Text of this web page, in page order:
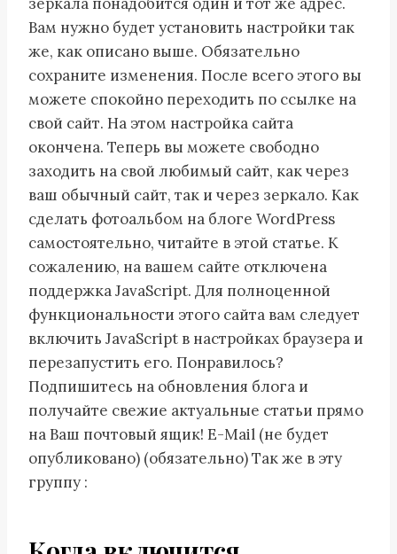
Вам нужно будет установить настройки так
же, как описано выше. Обязательно
сохраните изменения. После всего этого вы
можете спокойно переходить по ссылке на
свой сайт. На этом настройка сайта
окончена. Теперь вы можете свободно
заходить на свой любимый сайт, как через
ваш обычный сайт, так и через зеркало. Как
сделать фотоальбом на блоге WordPress
самостоятельно, читайте в этой статье. К
сожалению, на вашем сайте отключена
поддержка JavaScript. Для полноценной
функциональности этого сайта вам следует
включить JavaScript в настройках браузера и
перезапустить его. Понравилось?
Подпишитесь на обновления блога и
получайте свежие актуальные статьи прямо
на Ваш почтовый ящик! E-Mail (не будет
опубликовано) (обязательно) Так же в эту
группу :